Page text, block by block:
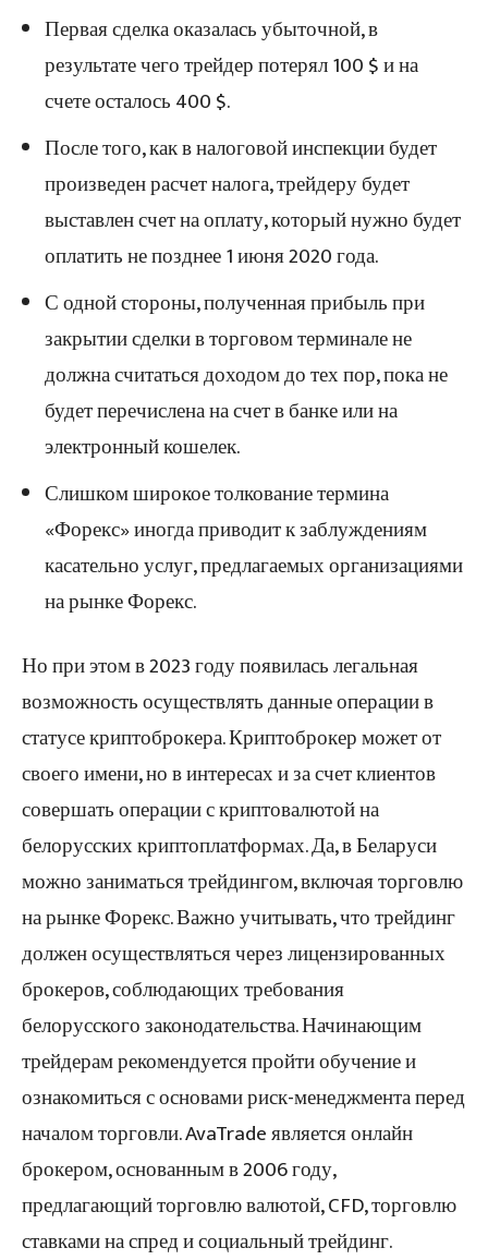
Первая сделка оказалась убыточной, в
результате чего трейдер потерял 100 $ и на
счете осталось 400 $.
После того, как в налоговой инспекции будет
произведен расчет налога, трейдеру будет
выставлен счет на оплату, который нужно будет
оплатить не позднее 1 июня 2020 года.
С одной стороны, полученная прибыль при
закрытии сделки в торговом терминале не
должна считаться доходом до тех пор, пока не
будет перечислена на счет в банке или на
электронный кошелек.
Слишком широкое толкование термина
«Форекс» иногда приводит к заблуждениям
касательно услуг, предлагаемых организациями
на рынке Форекс.
Но при этом в 2023 году появилась легальная
возможность осуществлять данные операции в
статусе криптоброкера. Криптоброкер может от
своего имени, но в интересах и за счет клиентов
совершать операции с криптовалютой на
белорусских криптоплатформах. Да, в Беларуси
можно заниматься трейдингом, включая торговлю
на рынке Форекс. Важно учитывать, что трейдинг
должен осуществляться через лицензированных
брокеров, соблюдающих требования
белорусского законодательства. Начинающим
трейдерам рекомендуется пройти обучение и
ознакомиться с основами риск-менеджмента перед
началом торговли. AvaTrade является онлайн
брокером, основанным в 2006 году,
предлагающий торговлю валютой, CFD, торговлю
ставками на спред и социальный трейдинг.